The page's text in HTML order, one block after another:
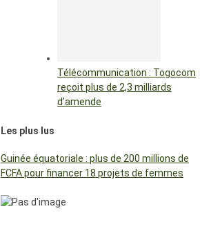
Télécommunication : Togocom
reçoit plus de 2,3 milliards
d’amende
Les plus lus
Guinée équatoriale : plus de 200 millions de
FCFA pour financer 18 projets de femmes